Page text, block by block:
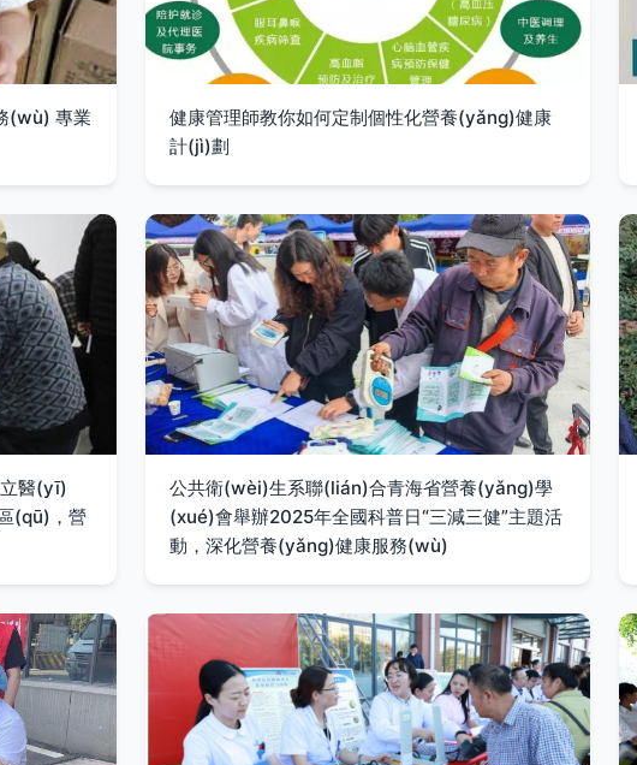
(wù) 專業
健康管理師教你如何定制個性化營養(yǎng)健康
計(jì)劃
醫(yī)
(qū)，營
公共衛(wèi)生系聯(lián)合青海省營養(yǎng)學
(xué)會舉辦2025年全國科普日“三減三健”主題活
動，深化營養(yǎng)健康服務(wù)